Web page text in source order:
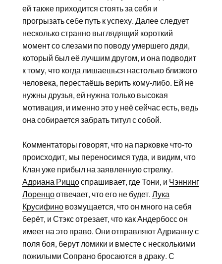
ей также приходится стоять за себя и
прогрызать себе путь к успеху. Далее следует
несколько странно выглядящий короткий
момент со слезами по поводу умершего дяди,
который был её лучшим другом, и она подводит
к тому, что когда лишаешься настолько близкого
человека, перестаёшь верить кому-либо. Ей не
нужны друзья, ей нужна только высокая
мотивация, и именно это у неё сейчас есть, ведь
она собирается забрать титул с собой.
Комментаторы говорят, что на парковке что-то
происходит, мы переносимся туда, и видим, что
Клан уже прибыл на заявленную стрелку.
Адриана Риццоспрашивает, где Тони, и Чэннинг
Лоренцоотвечает, что его не будет. Лука
Крусифиновозмущается, что он много на себя
берёт, и Стэкс отрезает, что как Андербосс он
имеет на это право. Они отправляют Адрианну с
поля боя, берут ломики и вместе с несколькими
пожилыми Сопрано бросаются в драку. С